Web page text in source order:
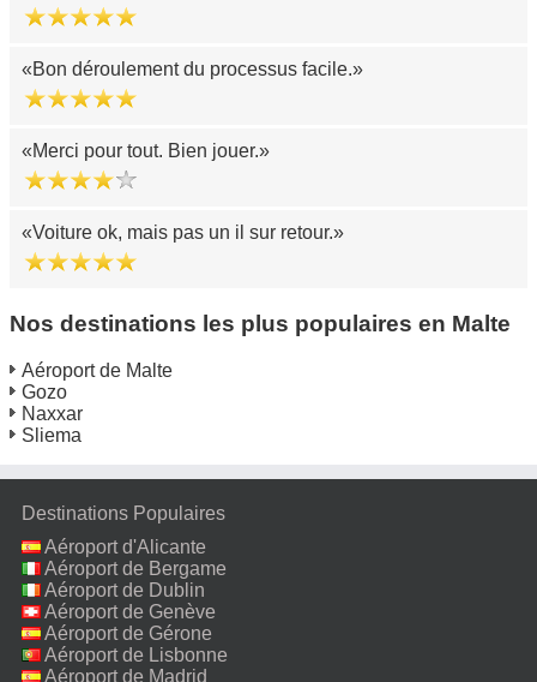
Bon déroulement du processus facile.
Merci pour tout. Bien jouer.
Voiture ok, mais pas un il sur retour.
Nos destinations les plus populaires en Malte
Aéroport de Malte
Gozo
Naxxar
Sliema
Destinations Populaires
Aéroport d'Alicante
Aéroport de Bergame
Aéroport de Dublin
Aéroport de Genève
Aéroport de Gérone
Aéroport de Lisbonne
Aéroport de Madrid